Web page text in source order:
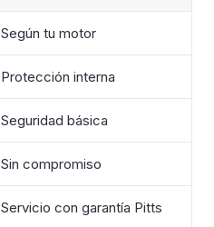
Según tu motor
Protección interna
Seguridad básica
Sin compromiso
Servicio con garantía Pitts